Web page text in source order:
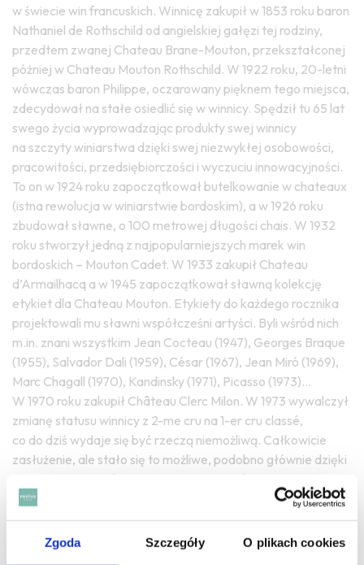
Zgoda Szczegóły O plikach cookies
w świecie win francuskich. Winnicę zakupił w 1853 roku baron
Nathaniel de Rothschild od angielskiej gałęzi tej rodziny,
przedtem zwanej Chateau Brane-Mouton, przekształconej
póżniej w Chateau Mouton Rothschild. W 1922 roku, 20-letni
wówczas baron Philippe, oczarowany pięknem tego miejsca,
zdecydował na stałe osiedlić się w winnicy. Spędził tu 65 lat
swego życia wyprowadzając produkty swej winnicy
na szczyty winiarstwa dzięki swej niezwykłej osobowości,
pracowitości, przedsiębiorczości i wyczuciu innowacyjności.
To on w 1924 roku zapoczątkował butelkowanie w chateaux
(istna rewolucja w winiarstwie bordoskim), a w 1926 roku
zbudował sławne, o 100 metrowej długości chais. W 1932
roku stworzył jedną z najpopularniejszych marek win
bordoskich – Mouton Cadet. W 1933 zakupił Chateau
d’Armailhacq a w 1945 zapoczątkował sławną kolekcję
etykiet dla Chateau Mouton. Etykiety do każdego rocznika
projektowali mu sławni współcześni artyści. Byli wśród nich
m.in. znani wszystkim Jean Cocteau (1947), Georges Braque
(1955), Salvador Dali (1959), César (1967), Jean Miró (1969),
Marc Chagall (1970), Kandinsky (1971), Picasso (1973)…
W 1970 roku zakupił Château Clerc Milon. W 1973 wywalczył
zmianę statusu winnicy z 2-me cru na 1-er cru classé,
co do dziś wydaje się być rzeczą niemożliwą. Całkowicie
zasłużenie, ale stało się to możliwe, podobno głównie dzięki
interwencji prezydenta Georgesa Pompidou. W 1979 wraz
z Robertem Mondawi tworzy w Kaliforni Opus One. Umarł
w 1988 w wieku 86 lat, spadkobierczynią czyniąc swoją
córkę, Baroness Philippine de Rothschild. Kontynuuje ona